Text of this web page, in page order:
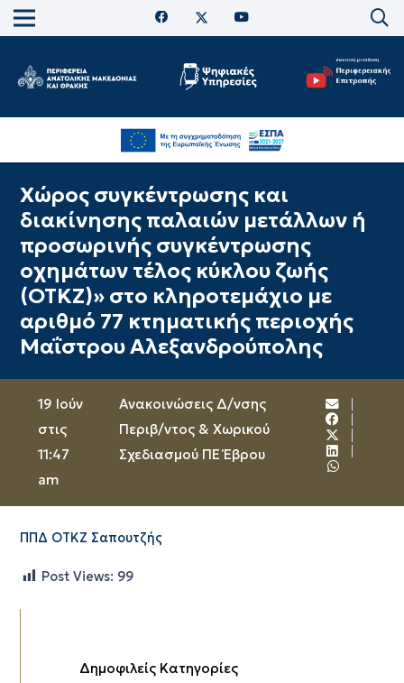
Χώρος συγκέντρωσης και
διακίνησης παλαιών μετάλλων ή
προσωρινής συγκέντρωσης
οχημάτων τέλος κύκλου ζωής
(ΟΤΚΖ)» στο κληροτεμάχιο με
αριθμό 77 κτηματικής περιοχής
Μαΐστρου Αλεξανδρούπολης
19 Ιούν
στις
11:47
am
Ανακοινώσεις Δ/νσης
Περιβ/ντος & Χωρικού
Σχεδιασμού ΠΕ Έβρου
ΠΠΔ ΟΤΚΖ Σαπουτζής
Post Views: 99
Δημοφιλείς Κατηγορίες